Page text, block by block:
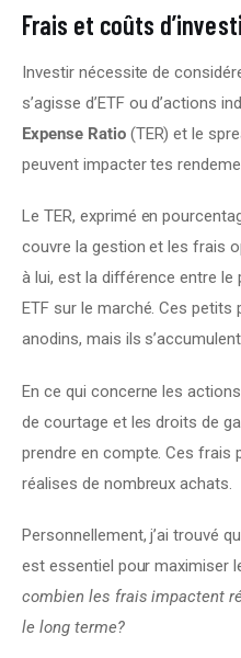
Frais et coûts
Investir nécessite de
s’agisse d’ETF ou d’actions
Expense Ratio (TER) et le
peuvent impacter tes
Le TER, exprimé en
couvre la gestion et les frais
à lui, est la différence entre le
ETF sur le marché. Ces
anodins, mais ils
En ce qui concerne les
de courtage et les droits de
prendre en compte. Ces frais
réalises de nombreux achats.
Personnellement, j’ai trouvé
est essentiel pour maximiser
combien les frais impactent
le long terme?